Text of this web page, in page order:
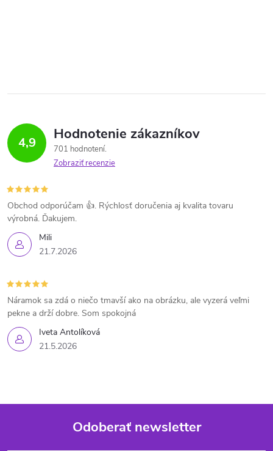
4,9 Hodnotenie zákazníkov
701 hodnotení
Zobraziť recenzie
Mili
21.7.2026
Obchod odporúčam 👍. Rýchlosť doručenia aj kvalita tovaru
výrobná. Ďakujem.
Iveta Antolíková
21.5.2026
Náramok sa zdá o niečo tmavší ako na obrázku, ale vyzerá veľmi
pekne a drží dobre. Som spokojná
Odoberať newsletter